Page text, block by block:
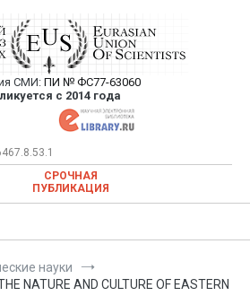
Союз Ученых —
научных статей в
научном журнале
СМИ: ПИ № ФС77-63060
с 2014 года
— публикация научных статей в
научном журнале
СРОЧНАЯ
ПУБЛИКАЦИЯ
науки
NATURE AND CULTURE OF EASTERN